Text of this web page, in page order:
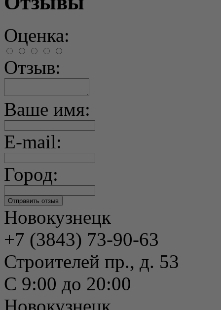
Оценка:
Отзыв:
Ваше имя:
E-mail:
Город:
Новокузнецк
+7 (3843) 73-90-63
Строителей пр., д. 53
С 9:00 до 20:00